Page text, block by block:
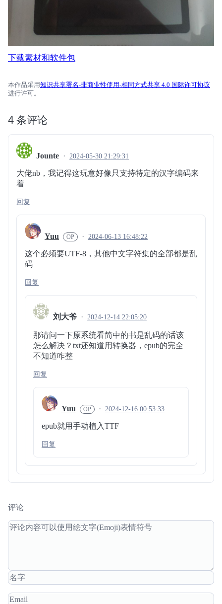
下载素材和软件包
本作品采用知识共享署名-非商业性使用-相同方式共享 4.0 国际许可协议
进行许可。
4 条评论
Jounte 2024-05-30 21:29:31
大佬nb，我记得这玩意好像只支持特定的汉字编码来
着
回复
Yuu 2024-06-13 16:48:22
这个必须要UTF-8，其他中文字符集的全部都是乱
码
回复
刘大爷 2024-12-14 22:05:20
那请问一下原系统看简中的书是乱码的话该
怎么解决？txt还知道用转换器，epub的完全
不知道咋整
回复
Yuu 2024-12-16 00:53:33
epub就用手动植入TTF
回复
评论